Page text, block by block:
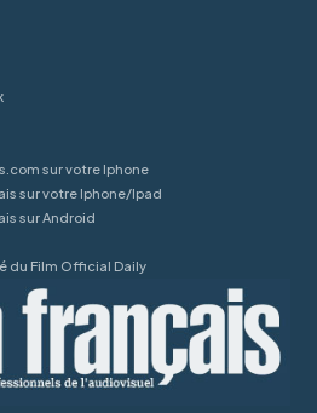
sur votre Iphone
sur votre Iphone/Ipad
sur Android
du Film Official Daily